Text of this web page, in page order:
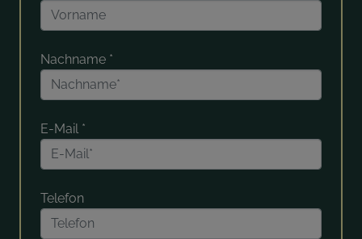
Nachname *
E-Mail *
Telefon